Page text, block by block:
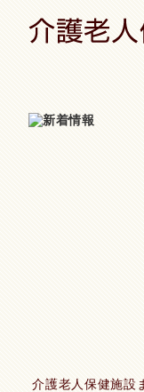
介護老人保健施設